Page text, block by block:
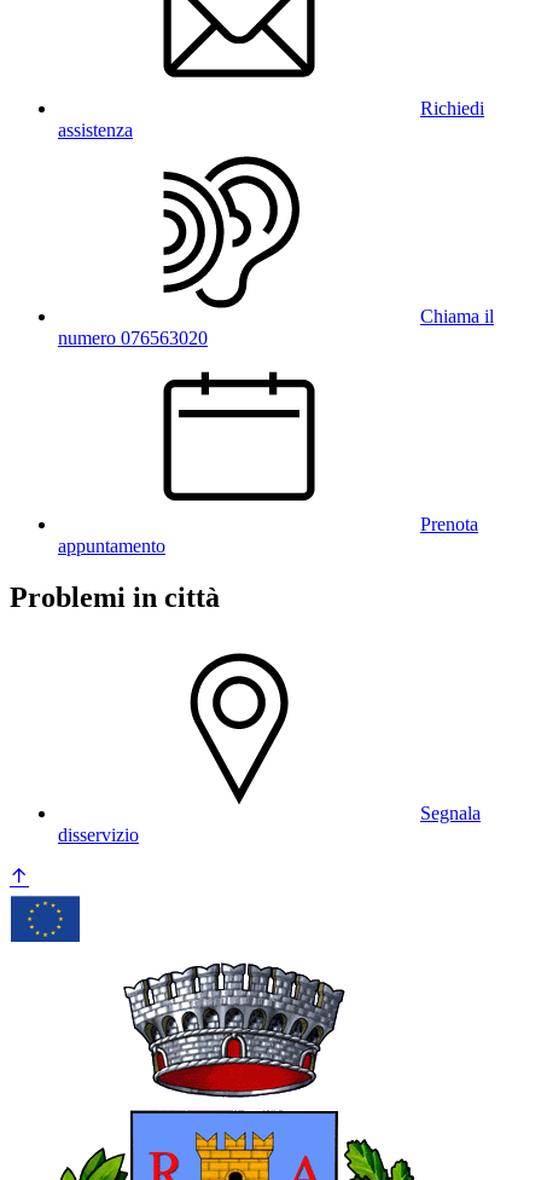
Richiedi
assistenza
Chiama il
numero 076563020
Prenota
appuntamento
Problemi in città
Segnala
disservizio